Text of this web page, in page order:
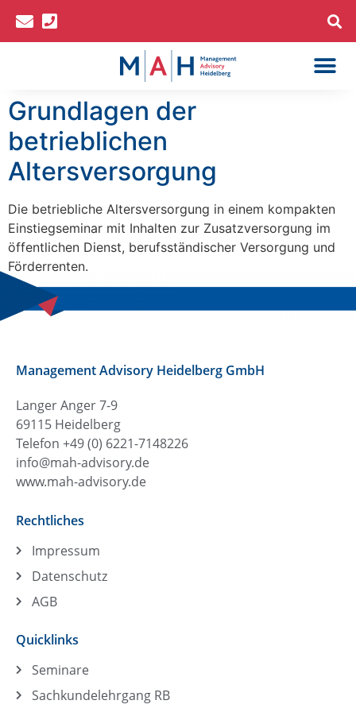
springen
Grundlagen der
betrieblichen
Altersversorgung
Die betriebliche Altersversorgung in einem kompakten
Einstiegseminar mit Inhalten zur Zusatzversorgung im
öffentlichen Dienst, berufsständischer Versorgung und
Förderrenten.
Management Advisory Heidelberg GmbH
Langer Anger 7-9
69115 Heidelberg
Telefon +49 (0) 6221-7148226
info@mah-advisory.de
www.mah-advisory.de
Rechtliches
Impressum
Datenschutz
AGB
Quicklinks
Seminare
Sachkundelehrgang RB